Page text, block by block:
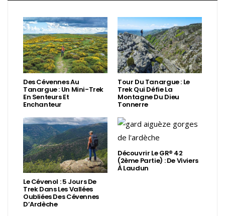
Des Cévennes Au
Tanargue : Un Mini-Trek
En Senteurs Et
Enchanteur
Tour Du Tanargue : Le
Trek Qui Défie La
Montagne Du Dieu
Tonnerre
Le Cévenol : 5 Jours De
Trek Dans Les Vallées
Oubliées Des Cévennes
D’Ardèche
Découvrir Le GR® 42
(2ème Partie) : De Viviers
À Laudun